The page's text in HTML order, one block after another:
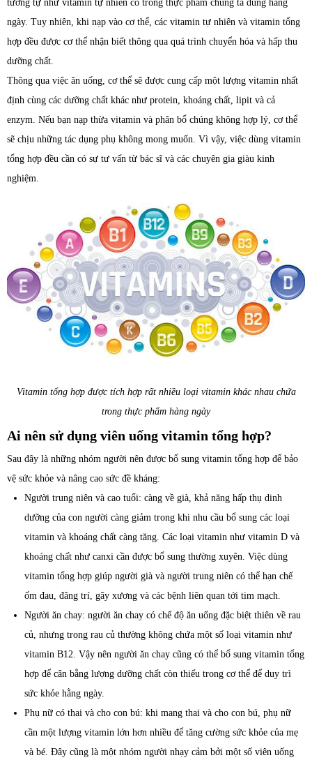
tương tự như vitamin tự nhiên có trong thực phẩm chúng ta dùng hằng
ngày. Tuy nhiên, khi nạp vào cơ thể, các vitamin tự nhiên và vitamin tổng
hợp đều được cơ thể nhận biết thông qua quá trình chuyển hóa và hấp thu
dưỡng chất.
Thông qua việc ăn uống, cơ thể sẽ được cung cấp một lượng vitamin nhất
định cùng các dưỡng chất khác như protein, khoáng chất, lipit và cả
enzym. Nếu bạn nạp thừa vitamin và phân bổ chúng không hợp lý, cơ thể
sẽ chịu những tác dụng phụ không mong muốn. Vì vậy, việc dùng vitamin
tổng hợp đều cần có sự tư vấn từ bác sĩ và các chuyên gia giàu kinh
nghiệm.
Vitamin tổng hợp được tích hợp rất nhiều loại vitamin khác nhau chứa
trong thực phẩm hàng ngày
Ai nên sử dụng viên uống vitamin tổng hợp?
Sau đây là những nhóm người nên được bổ sung vitamin tổng hợp để bảo
vệ sức khỏe và nâng cao sức đề kháng:
Người trung niên và cao tuổi: càng về già, khả năng hấp thụ dinh
dưỡng của con người càng giảm trong khi nhu cầu bổ sung các loại
vitamin và khoáng chất càng tăng. Các loại vitamin như vitamin D và
khoáng chất như canxi cần được bổ sung thường xuyên. Việc dùng
vitamin tổng hợp giúp người già và người trung niên có thể hạn chế
ốm đau, đãng trí, gãy xương và các bệnh liên quan tới tim mạch.
Người ăn chay: người ăn chay có chế độ ăn uống đặc biệt thiên về rau
củ, nhưng trong rau củ thường không chứa một số loại vitamin như
vitamin B12. Vậy nên người ăn chay cũng có thể bổ sung vitamin tổng
hợp để cân bằng lượng dưỡng chất còn thiếu trong cơ thể để duy trì
sức khỏe hằng ngày.
Phụ nữ có thai và cho con bú: khi mang thai và cho con bú, phụ nữ
cần một lượng vitamin lớn hơn nhiều để tăng cường sức khỏe của mẹ
và bé. Đây cũng là một nhóm người nhạy cảm bởi một số viên uống